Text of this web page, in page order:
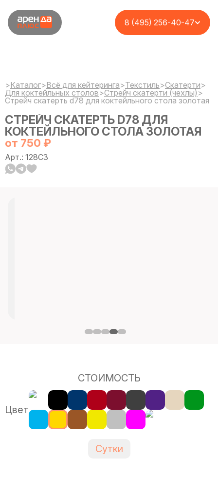
8 (495) 256-40-47
>Каталог>Всё для кейтеринга>Текстиль>Cкатерти>
Для коктейльных столов>Стрейч скатерти (чехлы) >
Стрейч скатерть d78 для коктейльного стола золотая
СТРЕЙЧ СКАТЕРТЬ D78 ДЛЯ
КОКТЕЙЛЬНОГО СТОЛА ЗОЛОТАЯ
от 750 ₽
Арт.: 128C3
СТОИМОСТЬ
Цвет
Сутки